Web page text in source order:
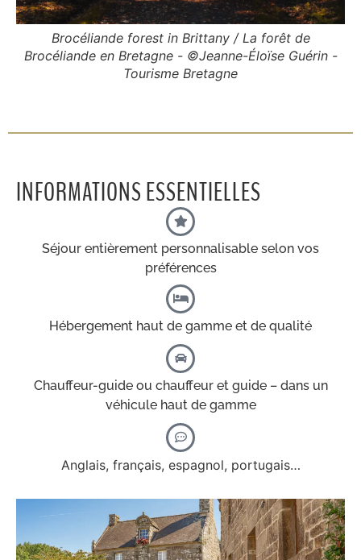
Brocéliande forest in Brittany / La forêt de
Brocéliande en Bretagne - ©Jeanne-Éloïse Guérin -
Tourisme Bretagne
INFORMATIONS ESSENTIELLES
Séjour entièrement personnalisable selon vos
préférences
Hébergement haut de gamme et de qualité
Chauffeur-guide ou chauffeur et guide – dans un
véhicule haut de gamme
Anglais, français, espagnol, portugais…